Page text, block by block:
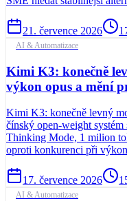
21. července 2026
AI & Automatizace
Kimi K3: konečně
výkon opus a mění
Kimi K3: konečně levný
čínský open-weight
Thinking Mode, 1 milion
oproti konkurenci při
17. července 2026
AI & Automatizace